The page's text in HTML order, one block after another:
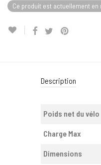
Ce produit est actuellement
Description
Poids net du vélo
Charge Max
Dimensions